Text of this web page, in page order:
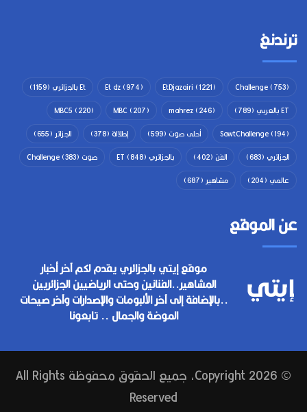
ترندنغ
Challenge(753)
EtDjazairi (1221)
Et dz(974) Et بالجزائري
(1159)
ET بالعربي
(789)
mahrez(246)
MBC(207)
MBC5 (220)
SawtChallenge(194) أحلى صوت (599) إطلالة (378) الجزائر (655)
الجزائري (683) الفن (402) بالجزائري ET (848) صوت Challenge (383)
عالمي (204) مشاهير (687)
عن الموقع
موقع إيتي بالجزائري يقدم لكم آخر أخبار
المشاهير..الفنانين وحتى الرياضيين الجزائريين
..بالإضافة إلى آخر الألبومات والإصدارات وآخر صيحات
الموضة والجمال .. تابعونا
© Copyright 2026, جميع الحقوق محفوظة All Rights
Reserved